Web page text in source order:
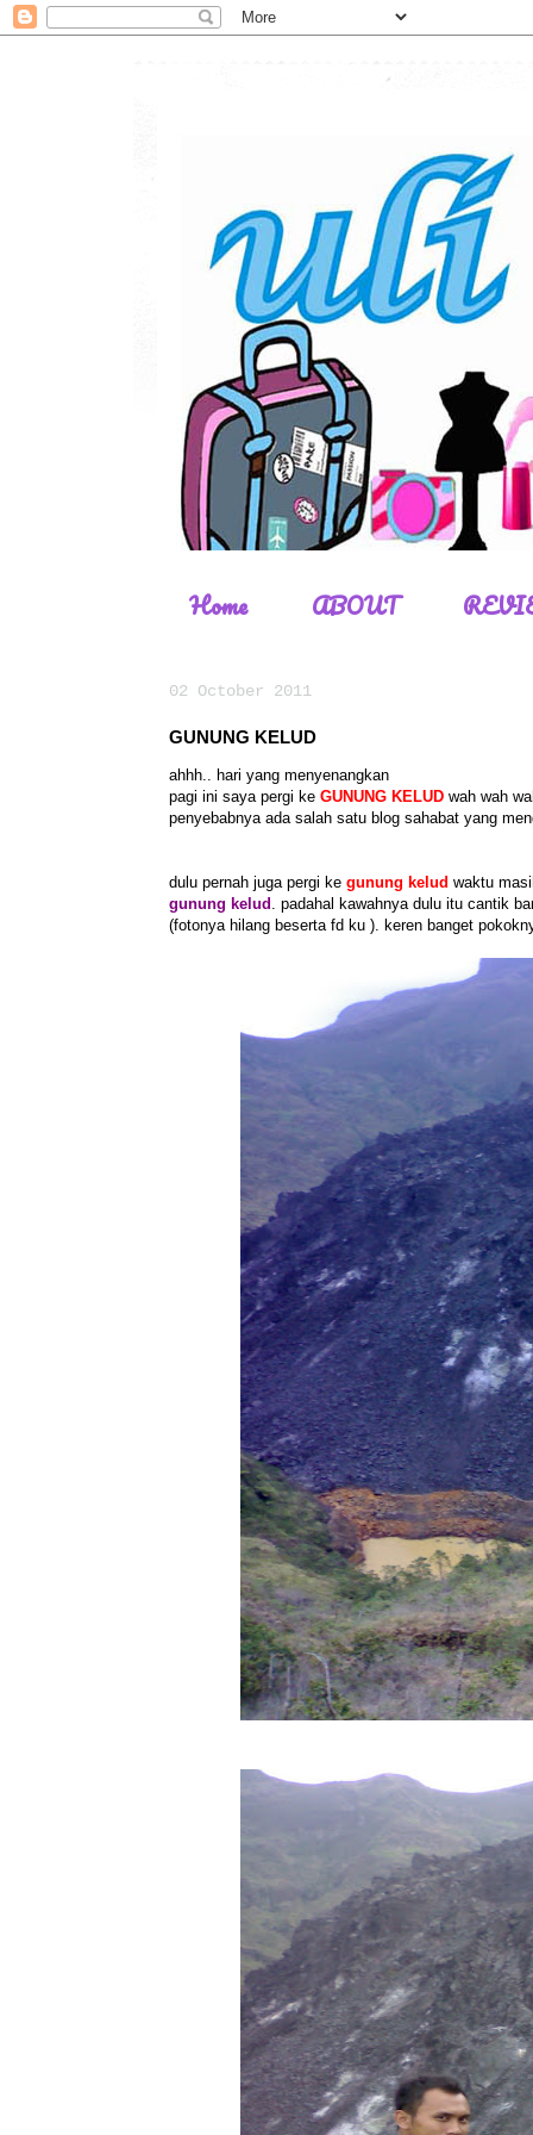
Home ABOUT
02 October 2011
GUNUNG KELUD
ahhh.. hari yang menyenangkan
pagi ini saya pergi ke GUNUNG KELUD wah wah
penyebabnya ada salah satu blog sahabat yang
dulu pernah juga pergi ke gunung kelud waktu
gunung kelud . padahal kawahnya dulu itu cantik
(fotonya hilang beserta fd ku ). keren banget